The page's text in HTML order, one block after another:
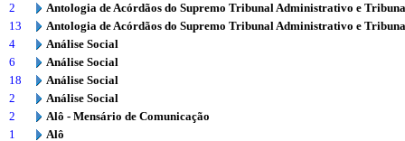
2
Antologia de Acórdãos do Supremo Tribunal Administrativo e
13
Antologia de Acórdãos do Supremo Tribunal Administrativo e
4
Análise Social
6
Análise Social
18
Análise Social
2
Análise Social
2
Alô - Mensário de Comunicação
1
Alô